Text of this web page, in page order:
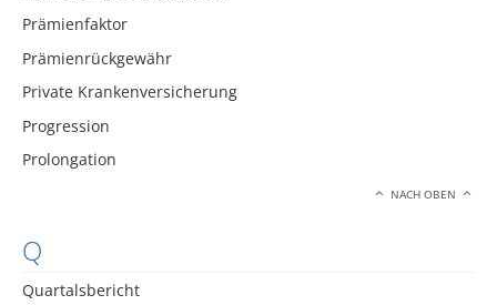
Prämienfaktor
Prämienrückgewähr
Private Krankenversicherung
Progression
Prolongation
NACH OBEN
Q
Quartalsbericht